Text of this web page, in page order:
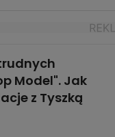
Model". Jak
z Tyszką